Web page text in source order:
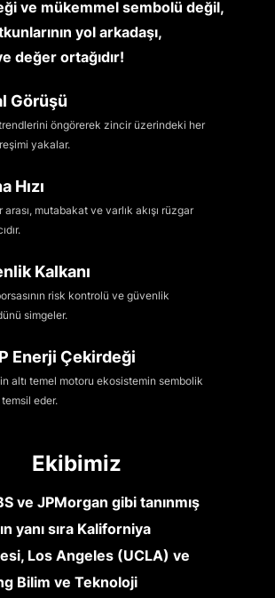
ve mükemmel sembolü değil,
yol arkadaşı,
değer ortağıdır!
Görüşü
öngörerek zincir üzerindeki her
yakalar.
Hızı
mutabakat ve varlık akışı rüzgar
Kalkanı
risk kontrolü ve güvenlik
simgeler.
Enerji Çekirdeği
altı temel motoru ekosistemin sembolik
eder.
Ekibimiz
ve JPMorgan gibi tanınmış
yanı sıra Kaliforniya
Los Angeles (UCLA) ve
Bilim ve Teknoloji